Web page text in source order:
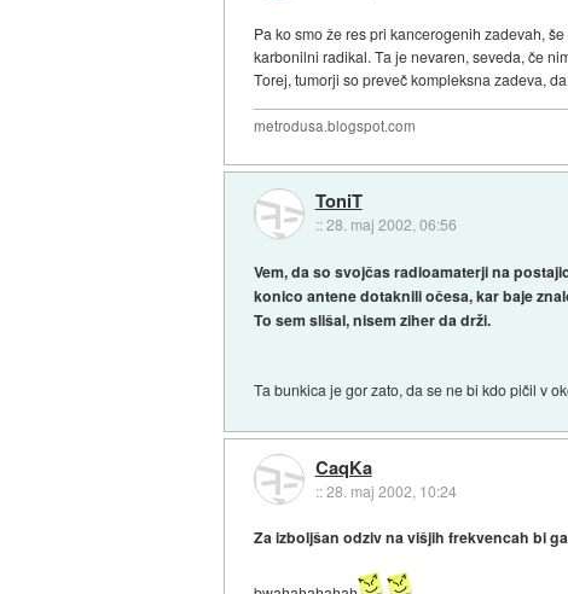
Pa ko smo že res pri kancerogenih zadevah,
karbonilni radikal. Ta je nevaren, seveda, če
Torej, tumorji so preveč kompleksna zadeva,
metrodusa.blogspot.com
ToniT
::28. maj 2002, 06:56
Vem, da so svojčas radioamaterji na
konico antene dotaknili očesa, kar baje
To sem slišal, nisem ziher da drži.
Ta bunkica je gor zato, da se ne bi kdo pičil v
CaqKa
::28. maj 2002, 10:24
Za izboljšan odziv na višjih frekvencah bi